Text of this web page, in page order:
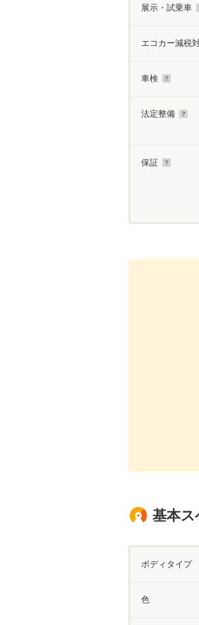
展示・試乗車
エコカー減税
車検
法定整備
保証
基本ス
ボディタイプ
色